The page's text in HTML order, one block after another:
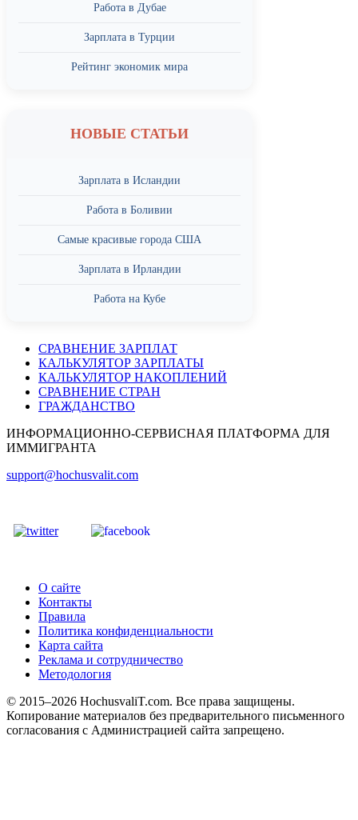
Работа в Дубае
Зарплата в Турции
Рейтинг экономик мира
НОВЫЕ СТАТЬИ
Зарплата в Исландии
Работа в Боливии
Самые красивые города США
Зарплата в Ирландии
Работа на Кубе
СРАВНЕНИЕ ЗАРПЛАТ
КАЛЬКУЛЯТОР ЗАРПЛАТЫ
КАЛЬКУЛЯТОР НАКОПЛЕНИЙ
СРАВНЕНИЕ СТРАН
ГРАЖДАНСТВО
ИНФОРМАЦИОННО-СЕРВИСНАЯ ПЛАТФОРМА ДЛЯ
ИММИГРАНТА
support@hochusvalit.com
О сайте
Контакты
Правила
Политика конфиденциальности
Карта сайта
Реклама и сотрудничество
Методология
© 2015–2026 HochusvaliT.com. Все права защищены.
Копирование материалов без предварительного письменного
согласования с Администрацией сайта запрещено.